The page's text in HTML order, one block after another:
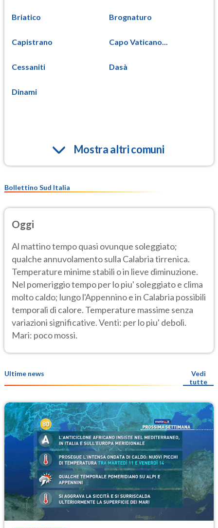
Briatico Brognaturo
Capistrano Capo Vaticano...
Cessaniti Dasà
Dinami
Mostra altri comuni
Bollettino Sud Italia
Oggi
Al mattino tempo quasi ovunque soleggiato;
qualche annuvolamento sulla Calabria tirrenica.
Temperature minime stabili o in lieve diminuzione.
Nel pomeriggio tempo per lo piu' soleggiato e clima
molto caldo; lungo l'Appennino e in Calabria possibili
temporali di calore. Temperature massime senza
variazioni significative. Venti: per lo piu' deboli.
Mari: poco mossi.
Ultime news
Vedi
tutte